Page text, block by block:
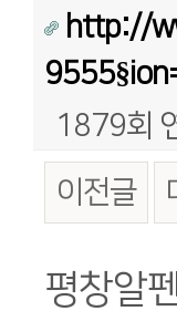
http://
1879회
이전글
본문
평창알